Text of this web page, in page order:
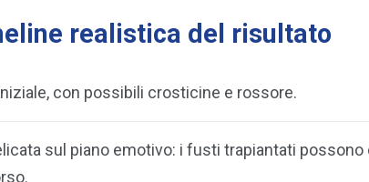
realistica del risultato
con possibili crosticine e rossore.
sul piano emotivo: i fusti trapiantati